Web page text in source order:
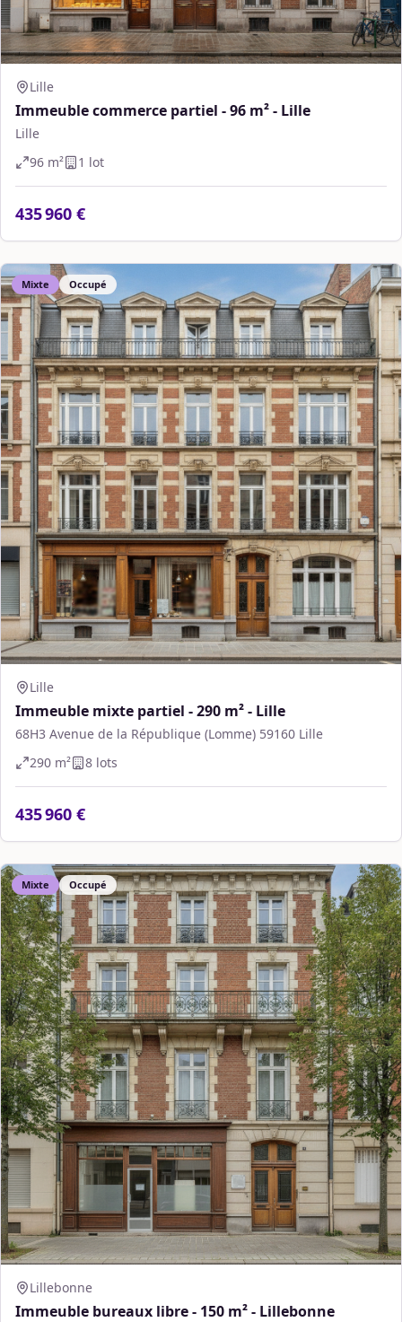
Lille
Immeuble commerce partiel - 96 m² - Lille
Lille
96 m² 1 lot
435 960 €
Mixte Occupé
Lille
Immeuble mixte partiel - 290 m² - Lille
68H3 Avenue de la République (Lomme) 59160 Lille
290 m² 8 lots
435 960 €
Mixte Occupé
Lillebonne
Immeuble bureaux libre - 150 m² - Lillebonne